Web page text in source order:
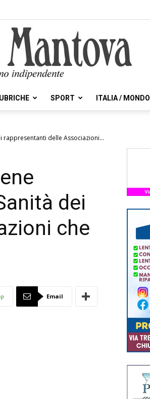
Voce
SPORT ITALIA / MONDO
rappresentanti delle Associazioni...
dei
che
Email